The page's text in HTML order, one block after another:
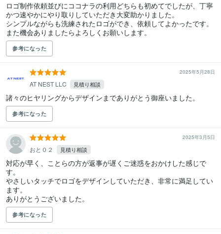
ロゴ制作依頼並びにココナラの利用どちらも初めてでしたが、丁寧
かつ速やかにやり取りしていただき大変助かりました。
シンプルながらも洗練されたロゴができ、依頼してよかったです。
また機会ありましたらよろしくお願いします。
参考になった
2025年5月28日
AT NEST LLC 見積り相談
諸々のヒヤリングからデザインまでありがとう御座いました。
参考になった
2025年3月5日
おと０２ 見積り相談
対応が早く、ことらの方が返事が遅くご迷惑をおかけした感じで
す。
やさしいタッチでロゴをデザインしていただき、非常に満足してい
ます。
ありがとうございました。
参考になった